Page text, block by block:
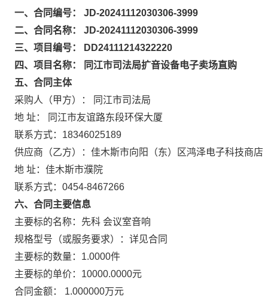
一、合同编号： JD-20241112030306-3999
二、合同名称： JD-20241112030306-3999
三、项目编号： DD24111214322220
四、项目名称： 同江市司法局扩音设备电子卖场直购
五、合同主体
采购人（甲方）： 同江市司法局
地 址： 同江市友谊路东段环保大厦
联系方式：18346025189
供应商（乙方）：佳木斯市向阳（东）区鸿泽电子科技商店
地 址：佳木斯市濮院
联系方式：0454-8467266
六、合同主要信息
主要标的名称：先科 会议室音响
规格型号（或服务要求）：详见合同
主要标的数量：1.0000件
主要标的单价：10000.0000元
合同金额： 1.000000万元